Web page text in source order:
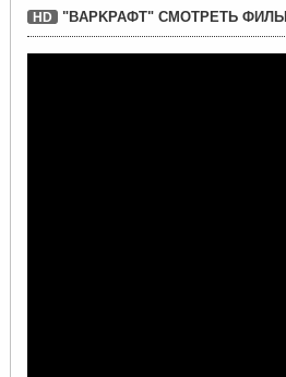
HD "BAPKРАФТ" СМОТРЕТЬ ФИЛЬМ